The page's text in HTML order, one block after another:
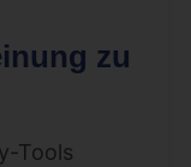
zu
Tools